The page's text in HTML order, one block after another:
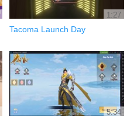
1:27
Tacoma Launch Day
5:34